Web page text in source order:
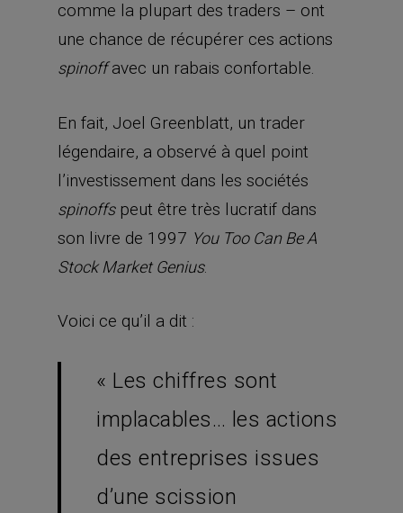
comme la plupart des traders – ont
une chance de récupérer ces actions
spinoffavec un rabais confortable.
En fait, Joel Greenblatt, un trader
légendaire, a observé à quel point
l’investissement dans les sociétés
spinoffspeut être très lucratif dans
son livre de 1997 You Too Can Be A
Stock Market Genius.
Voici ce qu’il a dit :
« Les chiffres sont
implacables… les actions
des entreprises issues
d’une scission